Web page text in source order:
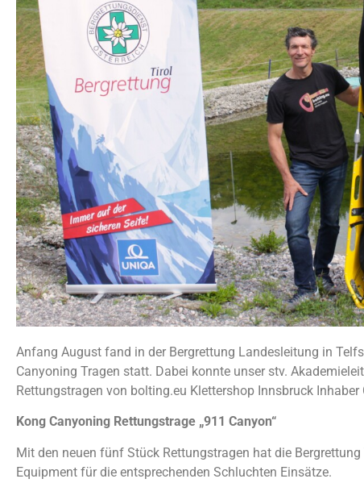
Anfang August fand in der Bergrettung Landesleitung in
Canyoning Tragen statt. Dabei konnte unser stv.
Rettungstragen von bolting.eu Klettershop Innsbruck
Kong Canyoning Rettungstrage „911 Canyon“
Mit den neuen fünf Stück Rettungstragen hat die
Equipment für die entsprechenden Schluchten Einsätze.